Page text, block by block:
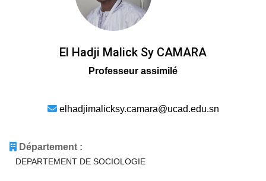
El Hadji Malick Sy CAMARA
Professeur assimilé
elhadjimalicksy.camara@ucad.edu.sn
Département :
DEPARTEMENT DE SOCIOLOGIE